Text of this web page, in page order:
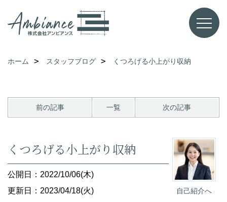
ホーム スタッフブログ くつろげる小上がり収納
前の記事 一覧 次の記事
自己紹介へ
くつろげる小上がり収納
公開日：2022/10/06(木)
更新日：2023/04/18(火)